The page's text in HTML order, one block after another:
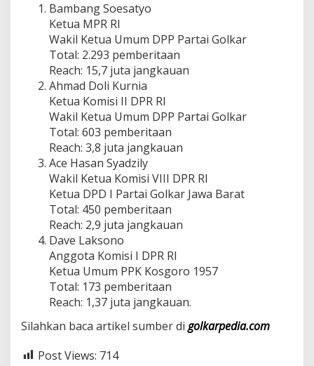
Bambang Soesatyo
Ketua MPR RI
Wakil Ketua Umum DPP Partai Golkar
Total: 2.293 pemberitaan
Reach: 15,7 juta jangkauan
Ahmad Doli Kurnia
Ketua Komisi II DPR RI
Wakil Ketua Umum DPP Partai Golkar
Total: 603 pemberitaan
Reach: 3,8 juta jangkauan
Ace Hasan Syadzily
Wakil Ketua Komisi VIII DPR RI
Ketua DPD I Partai Golkar Jawa Barat
Total: 450 pemberitaan
Reach: 2,9 juta jangkauan
Dave Laksono
Anggota Komisi I DPR RI
Ketua Umum PPK Kosgoro 1957
Total: 173 pemberitaan
Reach: 1,37 juta jangkauan.
Silahkan baca artikel sumber di golkarpedia.com
Post Views: 714